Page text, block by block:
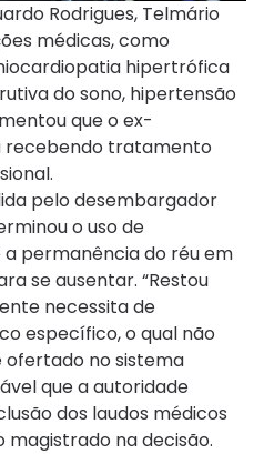
Rodrigues, Telmário
médicas, como
hipertrófica
do sono, hipertensão
que o ex-
recebendo tratamento
pelo desembargador
o uso de
permanência do réu em
se ausentar. “Restou
necessita de
específico, o qual não
no sistema
que a autoridade
dos laudos médicos
magistrado na decisão.